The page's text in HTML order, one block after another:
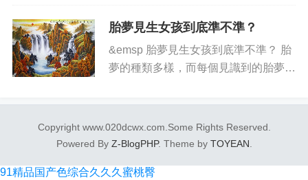
的其他人在言語上會遭受到傷害，而這
些傷害會導致自己的信任被其他...
胎夢見生女孩到底準不準？
&emsp 胎夢見生女孩到底準不準？ 胎
夢的種類多樣，而每個見識到的胎夢都
例外。但大多數人對胎夢是否有價值仍
然產生疑慮。 圍繞見到生女孩的胎
夢，有不少神秘因素需...
Copyright www.020dcwx.com.Some Rights Reserved.
Powered By Z-BlogPHP. Theme by TOYEAN
91精品国产色综合久久久蜜桃臀